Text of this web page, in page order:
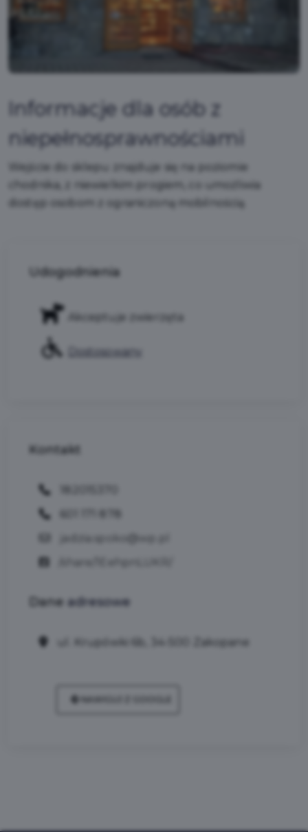
Informacje dla osób z
niepełnosprawnościami
Wejście do sklepu znajduje się na poziomie
chodnika, z niewielkim progiem, co umożliwia
dostęp osobom z ograniczoną mobilnością.
Udogodnienia
Akceptuje zwierzęta
Dostosowany
Kontakt
Dane adresowe
ul. Krupówki 6b, 34-500 Zakopane